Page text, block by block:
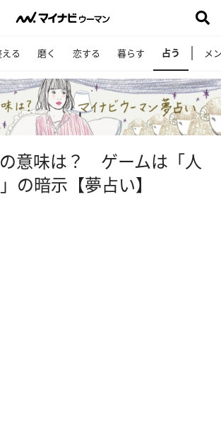
る 磨く 恋する 暮らす 占う メ
意味は？ ゲームは「人
の暗示【夢占い】